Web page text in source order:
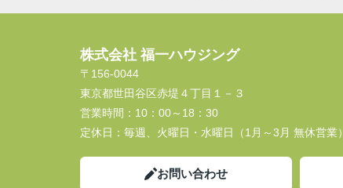
株式会社 福一ハウジング
〒156-0044
東京都世田谷区赤堤４丁目１－３
営業時間： 10：00～18：30
定休日： 毎週、火曜日・水曜日（1月～3月 無休営業）
お問い合わせ